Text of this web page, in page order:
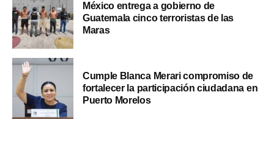
México entrega a gobierno de
Guatemala cinco terroristas de las
Maras
Cumple Blanca Merari compromiso de
fortalecer la participación ciudadana en
Puerto Morelos